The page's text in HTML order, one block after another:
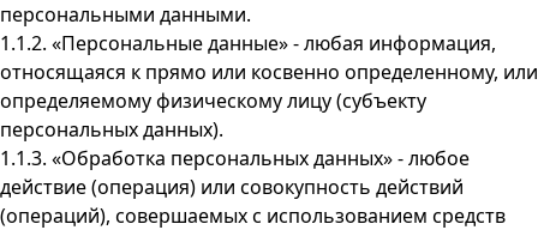
персональными данными.
1.1.2. «Персональные данные» - любая информация,
относящаяся к прямо или косвенно определенному, или
определяемому физическому лицу (субъекту
персональных данных).
1.1.3. «Обработка персональных данных» - любое
действие (операция) или совокупность действий
(операций), совершаемых с использованием средств